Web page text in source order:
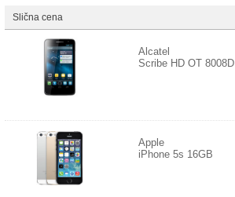
Slična cena
Alcatel
Scribe HD OT 8008D
Apple
iPhone 5s 16GB